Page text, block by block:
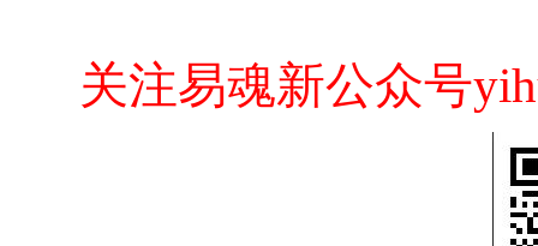
关注易魂新公众号